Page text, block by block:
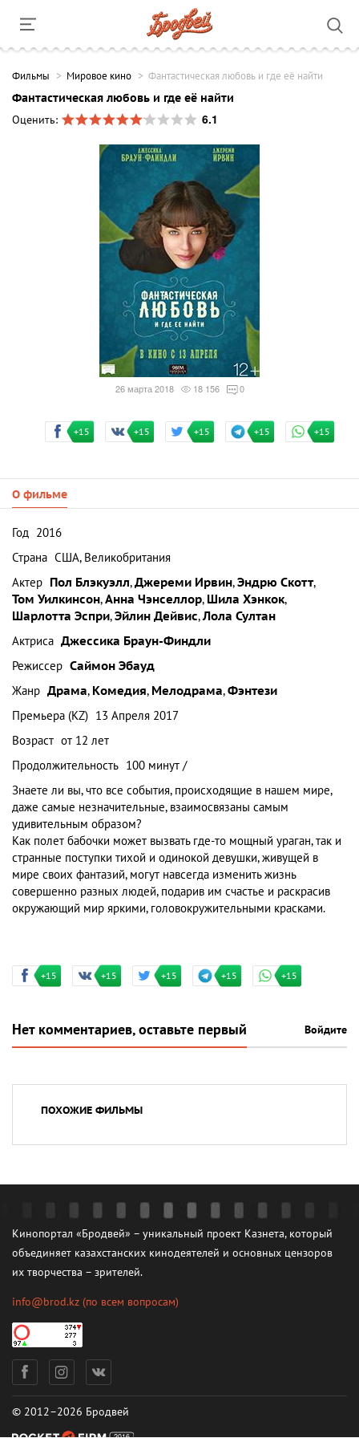
Фильмы Мировое кино Фантастическая любовь и где её найти
Фантастическая любовь и где её найти
Оценить:
6.1
26 марта 2018 18 156 0
+15 +15 +15 +15 +15
О фильме
Год 2016
Страна США, Великобритания
Актер Пол Блэкуэлл,Джереми Ирвин,Эндрю Скотт,
Том Уилкинсон,Анна Чэнселлор, Шила Хэнкок,
Шарлотта Эспри,Эйлин Дейвис,Лола Султан
Актриса Джессика Браун-Финдли
Режиссер Саймон Эбауд
Жанр Драма, Комедия, Мелодрама,Фэнтези
Премьера (KZ) 13 Апреля 2017
Возраст от 12 лет
Продолжительность 100 минут /
Знаете ли вы, что все события, происходящие в нашем мире,
даже самые незначительные, взаимосвязаны самым
удивительным образом?
Как полет бабочки может вызвать где-то мощный ураган, так и
странные поступки тихой и одинокой девушки, живущей в
мире своих фантазий, могут навсегда изменить жизнь
совершенно разных людей, подарив им счастье и раскрасив
окружающий мир яркими, головокружительными красками.
+15 +15 +15 +15 +15
Нет комментариев, оставьте первый Войдите
ПОХОЖИЕ ФИЛЬМЫ
Кинопортал «Бродвей» – уникальный проект Казнета, который
объединяет казахстанских кинодеятелей и основных цензоров
их творчества – зрителей.
info@brod.kz (по всем вопросам)
© 2012–2026 Бродвей